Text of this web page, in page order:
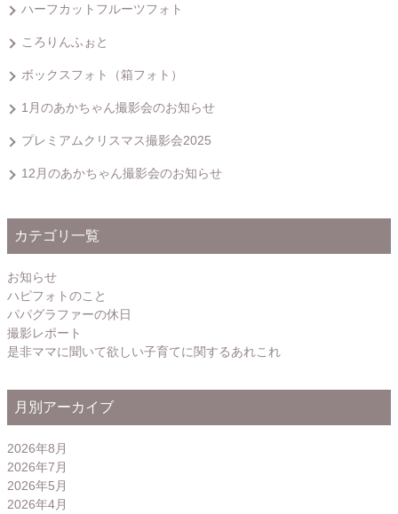
ハーフカットフルーツフォト
ころりんふぉと
ボックスフォト（箱フォト）
1月のあかちゃん撮影会のお知らせ
プレミアムクリスマス撮影会2025
12月のあかちゃん撮影会のお知らせ
カテゴリ一覧
お知らせ
ハピフォトのこと
パパグラファーの休日
撮影レポート
是非ママに聞いて欲しい子育てに関するあれこれ
月別アーカイブ
2026年8月
2026年7月
2026年5月
2026年4月